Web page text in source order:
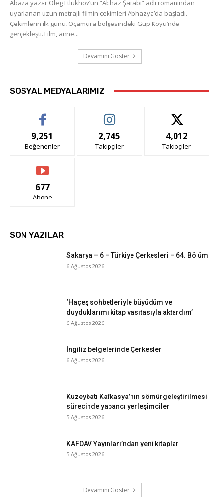
Abaza yazar Oleg Etlukhov’un “Abhaz Şarabı” adlı romanından
uyarlanan uzun metrajlı filmin çekimleri Abhazya’da başladı.
Çekimlerin ilk günü, Oçamçıra bölgesindeki Gup Köyü’nde
gerçekleşti. Film, anne...
Devamını Göster
SOSYAL MEDYALARIMIZ
9,251
Beğenenler
2,745
Takipçiler
4,012
Takipçiler
677
Abone
SON YAZILAR
Sakarya – 6 – Türkiye Çerkesleri – 64. Bölüm
6 Ağustos 2026
‘Haçeş sohbetleriyle büyüdüm ve
duyduklarımı kitap vasıtasıyla aktardım’
6 Ağustos 2026
İngiliz belgelerinde Çerkesler
6 Ağustos 2026
Kuzeybatı Kafkasya’nın sömürgeleştirilmesi
sürecinde yabancı yerleşimciler
5 Ağustos 2026
KAFDAV Yayınları’ndan yeni kitaplar
5 Ağustos 2026
Devamını Göster